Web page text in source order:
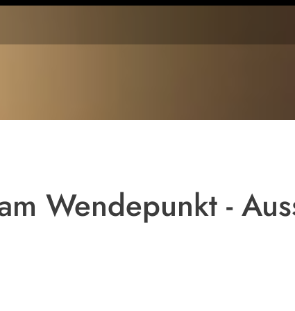
Oberlandesgericht
Wendepunkt -